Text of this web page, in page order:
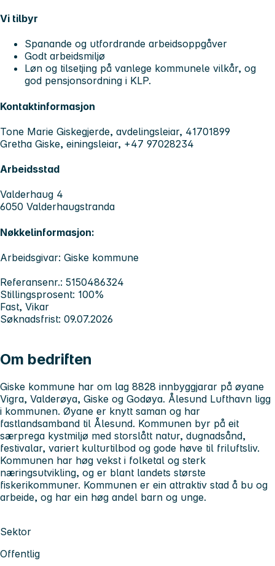
Vi tilbyr
Spanande og utfordrande arbeidsoppgåver
Godt arbeidsmiljø
Løn og tilsetjing på vanlege kommunele vilkår, og
god pensjonsordning i KLP.
Kontaktinformasjon
Tone Marie Giskegjerde, avdelingsleiar, 41701899
Gretha Giske, einingsleiar, +47 97028234
Arbeidsstad
Valderhaug 4
6050 Valderhaugstranda
Nøkkelinformasjon:
Arbeidsgivar: Giske kommune
Referansenr.: 5150486324
Stillingsprosent: 100%
Fast, Vikar
Søknadsfrist: 09.07.2026
Om bedriften
Giske kommune har om lag 8828 innbyggjarar på øyane
Vigra, Valderøya, Giske og Godøya. Ålesund Lufthavn ligg
i kommunen. Øyane er knytt saman og har
fastlandsamband til Ålesund. Kommunen byr på eit
særprega kystmiljø med storslått natur, dugnadsånd,
festivalar, variert kulturtilbod og gode høve til friluftsliv.
Kommunen har høg vekst i folketal og sterk
næringsutvikling, og er blant landets største
fiskerikommuner. Kommunen er ein attraktiv stad å bu og
arbeide, og har ein høg andel barn og unge.
Sektor
Offentlig